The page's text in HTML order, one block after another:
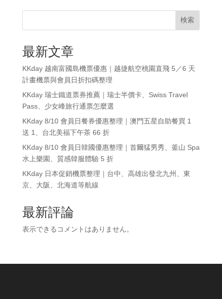
検索
最新文章
KKday 越南富國島機票優惠｜越捷航空桃園直飛 5／6 天
計畫機票與會員日折扣碼整理
KKday 瑞士鐵道票券推薦｜瑞士半價卡、Swiss Travel
Pass、少女峰旅行通票怎麼選
KKday 8/10 會員日餐券優惠整理｜澳門五星自助餐買 1
送 1、台北美福下午茶 66 折
KKday 8/10 會員日韓國優惠整理｜首爾猛男秀、釜山 Spa
水上樂園、質感韓服體驗 5 折
KKday 日本促銷機票整理｜台中、高雄出發北九州、東
京、大阪、北海道等航線
最新評論
表示できるコメントはありません。